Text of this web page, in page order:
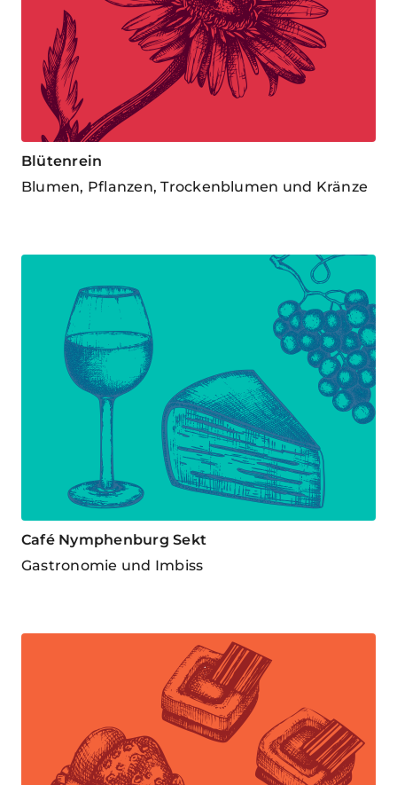
Blütenrein
Blumen, Pflanzen, Trockenblumen und Kränze
Café Nymphenburg Sekt
Gastronomie und Imbiss